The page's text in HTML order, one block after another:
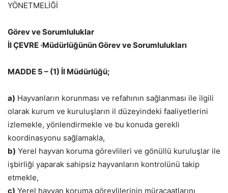
YÖNETMELİĞİ
Görev ve Sorumluluklar
İl ÇEVRE ·Müdürlüğünün Görev ve Sorumlulukları
MADDE 5 – (1) İl Müdürlüğü;
a) Hayvanların korunması ve refahının sağlanması ile ilgili
olarak kurum ve kuruluşların il düzeyindeki faaliyetlerini
izlemekle, yönlendirmekle ve bu konuda gerekli
koordinasyonu sağlamakla,
b) Yerel hayvan koruma görevlileri ve gönüllü kuruluşlar ile
işbirliği yaparak sahipsiz hayvanların kontrolünü takip
etmekle,
c) Yerel hayvan koruma görevlilerinin müracaatlarını